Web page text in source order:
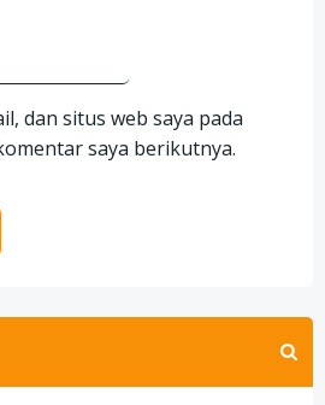
dan situs web saya pada
saya berikutnya.